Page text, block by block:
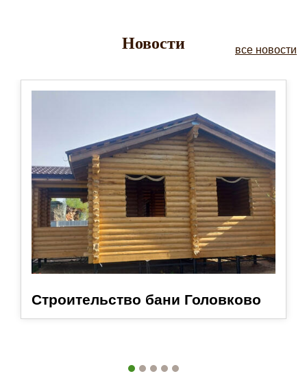
Новости все новости
Строительство бани Головково